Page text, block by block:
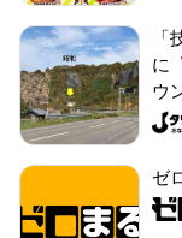
に
ウ
ゼ